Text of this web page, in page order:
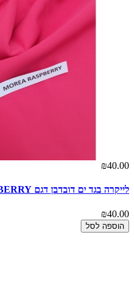
₪40.00
לייקרה בגד ים דובדבן דגם MOREA RUSBERRY
₪40.00
הוספה לסל